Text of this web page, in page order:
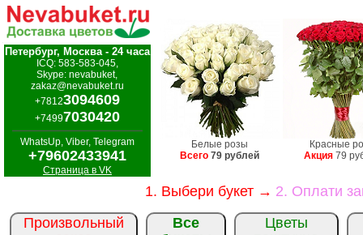
Петербург, Москва - 24 часа
ICQ: 583-583-045,
Skype: nevabuket,
zakaz@nevabuket.ru
+78123094609
+74997030420
WhatsUp, Viber, Telegram
+79602433941
Страница в VK
Белые розы
Всего 79 рублей
Красные
Акция 79
1. Выбери букет → 2. Оплати
Произвольный
Все
Цветы